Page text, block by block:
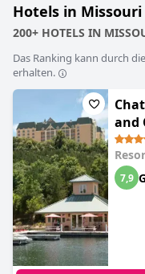
Hotels in Missouri
200+ HOTELS IN
Das Ranking kann durch
erhalten.
and
7,9